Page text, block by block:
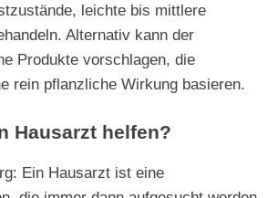
leichte bis mittlere
Alternativ kann der
Produkte vorschlagen, die
rein pflanzliche Wirkung basieren.
Hausarzt helfen?
Ein Hausarzt ist eine